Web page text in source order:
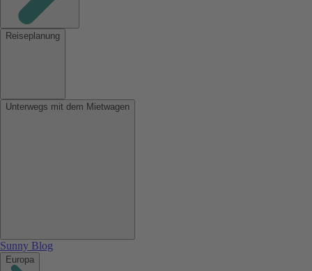
Reiseplanung
Unterwegs mit dem Mietwagen
Sunny Blog
Europa